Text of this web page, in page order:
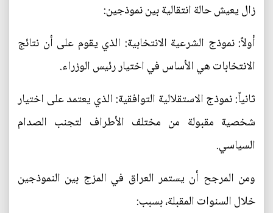
زال يعيش حالة انتقالية بين نموذجين:
أولاً: نموذج الشرعية الانتخابية: الذي يقوم على أن نتائج
الانتخابات هي الأساس في اختيار رئيس الوزراء.
ثانياً: نموذج الاستقلالية التوافقية: الذي يعتمد على اختيار
شخصية مقبولة من مختلف الأطراف لتجنب الصدام
السياسي.
ومن المرجح أن يستمر العراق في المزج بين النموذجين
خلال السنوات المقبلة، بسبب: